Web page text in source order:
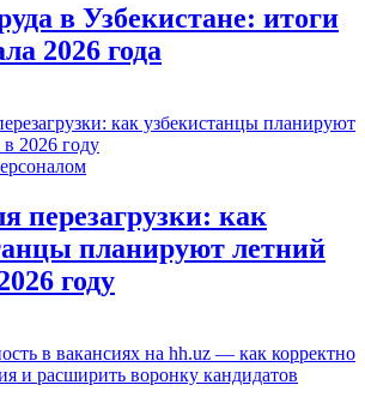
в Узбекистане: итоги
2026 года
перезагрузки: как
планируют летний
году